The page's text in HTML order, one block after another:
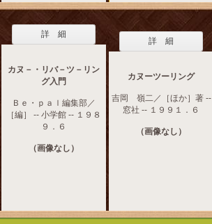
詳 細
カヌ－・リバ－ツ－リン
グ入門
Ｂｅ・ｐａｌ編集部／
［編］ -- 小学館 -- １９８
９．６
（画像なし）
詳 細
カヌーツーリング
吉岡 嶺二／［ほか］著 --
窓社 -- １９９１．６
（画像なし）